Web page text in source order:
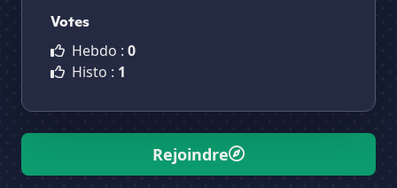
Votes
Hebdo : 0
Histo : 1
Rejoindre